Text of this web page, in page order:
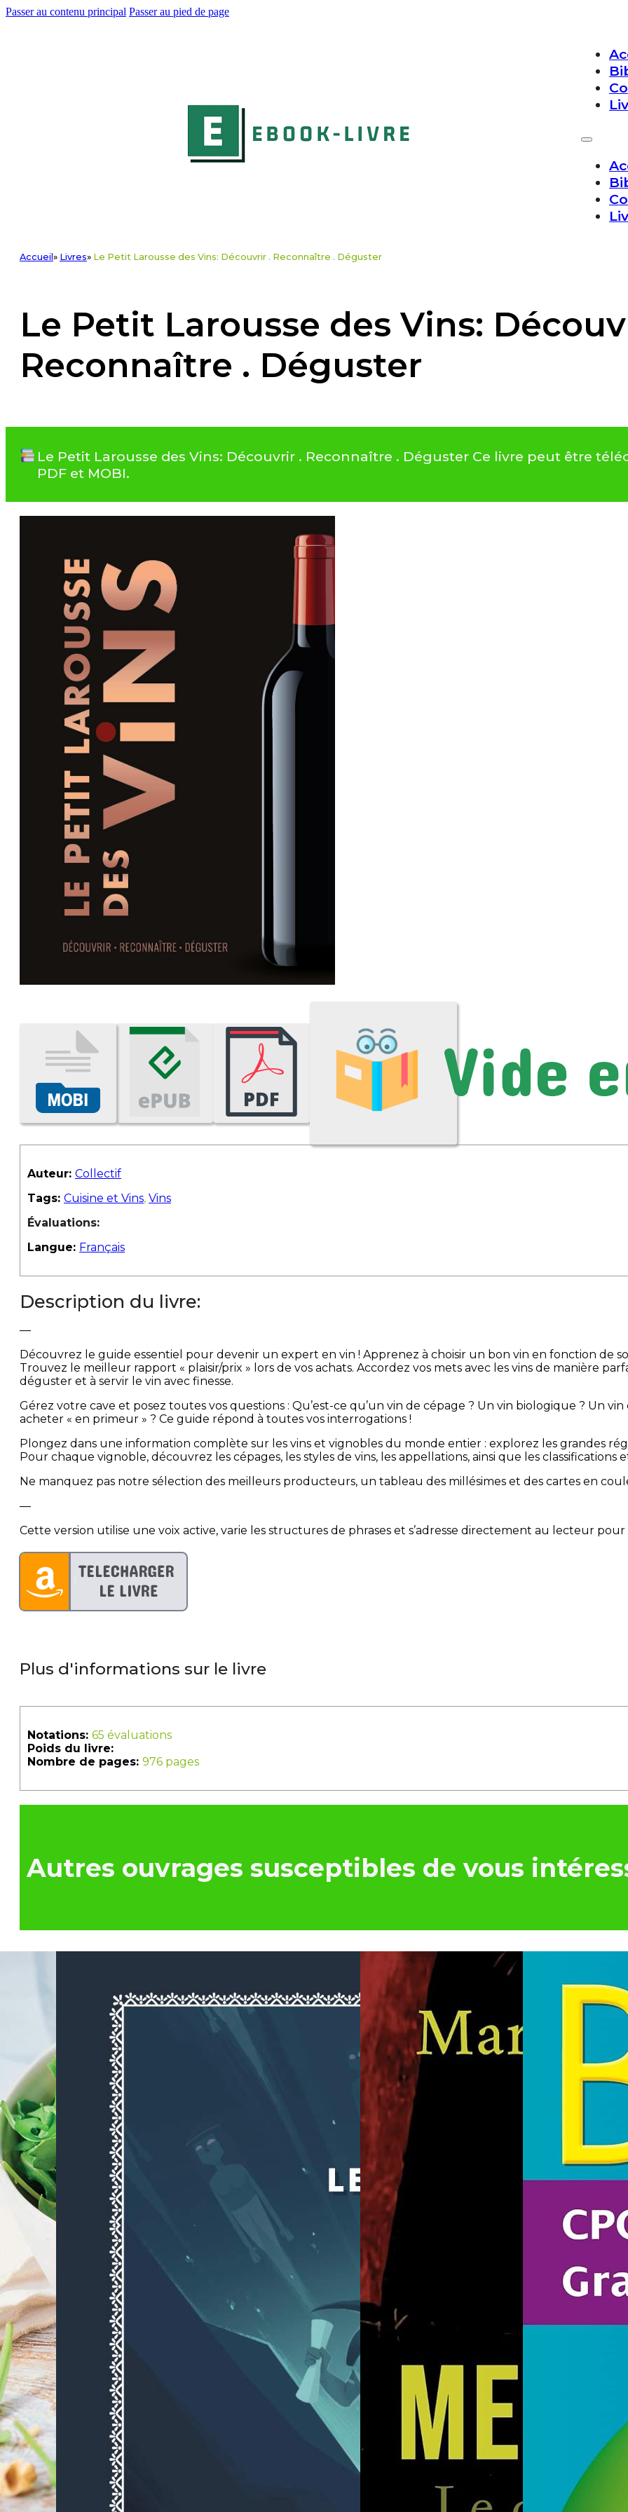
Passer au contenu principal Passer au pied de page
Accueil » Livres» Le Petit Larousse des Vins: Découvrir . Reconnaître . Déguster
Le Petit Larousse des Vins:
Reconnaître . Déguster
Le Petit Larousse des Vins: Découvrir . Reconnaître . Déguster Ce livre peut être
PDF et MOBI.
Auteur: Collectif
Tags: Cuisine et Vins, Vins
Évaluations:
Langue: Français
Description du livre:
—
Découvrez le guide essentiel pour devenir un expert en vin ! Apprenez à choisir un bon vin en fonction de
Trouvez le meilleur rapport « plaisir/prix » lors de vos achats. Accordez vos mets avec les vins de manière
déguster et à servir le vin avec finesse.
Gérez votre cave et posez toutes vos questions : Qu’est-ce qu’un vin de cépage ? Un vin biologique ? Un
acheter « en primeur » ? Ce guide répond à toutes vos interrogations !
Plongez dans une information complète sur les vins et vignobles du monde entier : explorez les grandes
Pour chaque vignoble, découvrez les cépages, les styles de vins, les appellations, ainsi que les classifications
Ne manquez pas notre sélection des meilleurs producteurs, un tableau des millésimes et des cartes en
—
Cette version utilise une voix active, varie les structures de phrases et s’adresse directement au lecteur
Plus d'informations sur le livre
Notations: 65 évaluations
Poids du livre:
Nombre de pages: 976 pages
Autres ouvrages susceptibles de vous